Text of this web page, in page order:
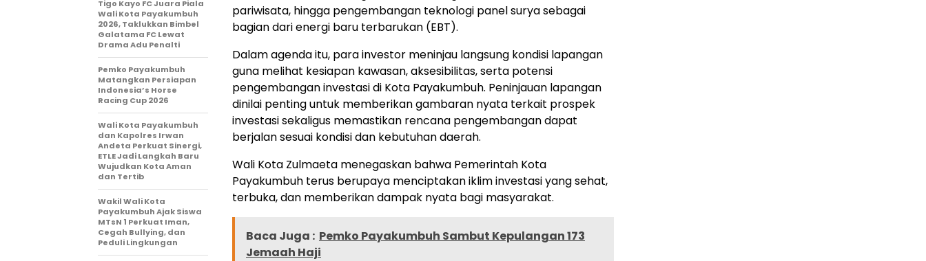
pariwisata, hingga pengembangan teknologi panel surya sebagai
bagian dari energi baru terbarukan (EBT).
Dalam agenda itu, para investor meninjau langsung kondisi lapangan
guna melihat kesiapan kawasan, aksesibilitas, serta potensi
pengembangan investasi di Kota Payakumbuh. Peninjauan lapangan
dinilai penting untuk memberikan gambaran nyata terkait prospek
investasi sekaligus memastikan rencana pengembangan dapat
berjalan sesuai kondisi dan kebutuhan daerah.
Wali Kota Zulmaeta menegaskan bahwa Pemerintah Kota
Payakumbuh terus berupaya menciptakan iklim investasi yang sehat,
terbuka, dan memberikan dampak nyata bagi masyarakat.
Baca Juga : Pemko Payakumbuh Sambut Kepulangan 173
Jemaah Haji
Tigo Kayo FC Juara Piala
Wali Kota Payakumbuh
2026, Taklukkan Bimbel
Galatama FC Lewat
Drama Adu Penalti
Pemko Payakumbuh
Matangkan Persiapan
Indonesia’s Horse
Racing Cup 2026
Wali Kota Payakumbuh
dan Kapolres Irwan
Andeta Perkuat Sinergi,
ETLE Jadi Langkah Baru
Wujudkan Kota Aman
dan Tertib
Wakil Wali Kota
Payakumbuh Ajak Siswa
MTsN 1 Perkuat Iman,
Cegah Bullying, dan
Peduli Lingkungan